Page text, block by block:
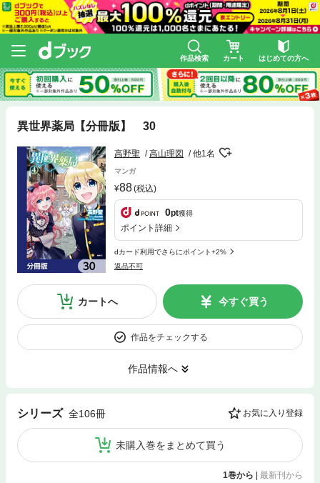
作品検索 カート はじめての方へ
異世界薬局【分冊版】 30
高野聖 高山理図 他1名
マンガ
88(税込)
0pt獲得
ポイント詳細
dカード利用でさらにポイント+2%
返品不可
カートへ 今すぐ買う
作品をチェックする
作品情報へ
シリーズ 全106冊 お気に入り登録
未購入巻をまとめて買う
1巻から | 最新刊から